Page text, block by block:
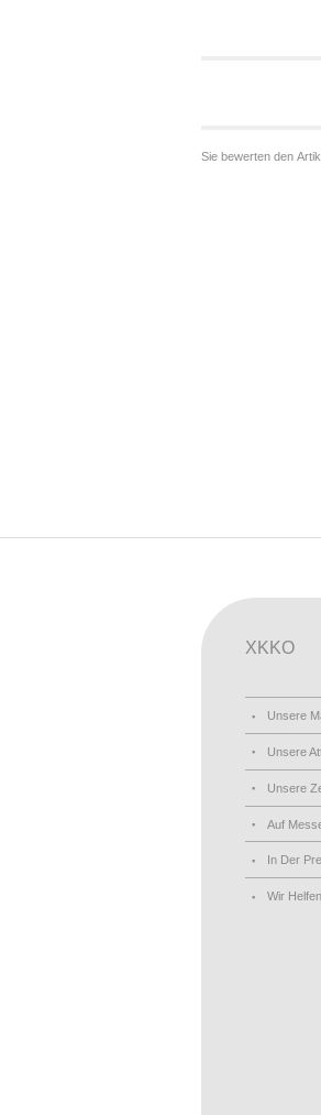
Sie bewerten den
XKKO
Unsere
Unsere
Unsere
Auf
In Der
Wir Helfen